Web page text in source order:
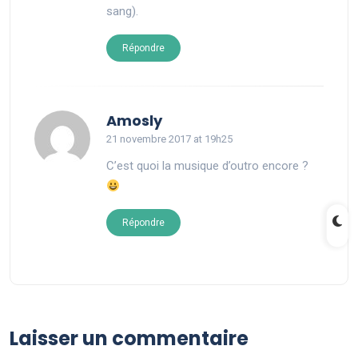
sang).
Répondre
Amoslysays:
21 novembre 2017 at 19h25
C’est quoi la musique d’outro encore ?
Répondre
Laisser un commentaire